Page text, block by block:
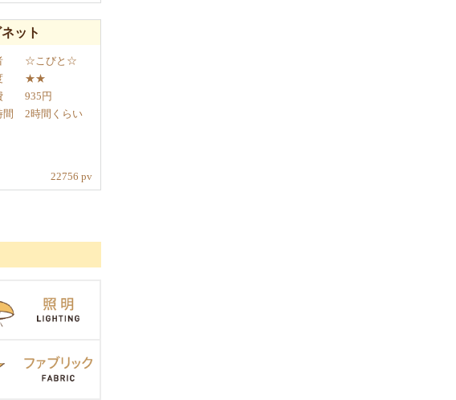
ット
☆こびと☆
★★
935円
間
2時間くらい
22756 pv